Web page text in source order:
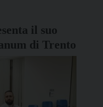
il suo
di Trento